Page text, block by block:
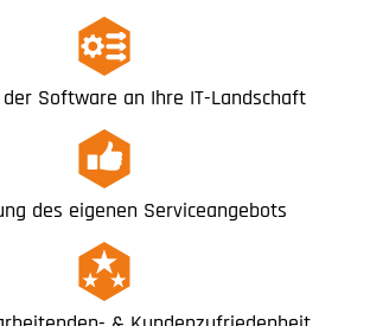
Software an Ihre IT-Landschaft
des eigenen Serviceangebots